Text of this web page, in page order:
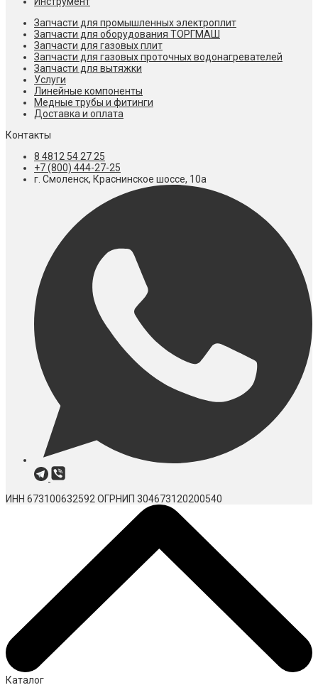
Запчасти для промышленных электроплит
Запчасти для оборудования ТОРГМАШ
Запчасти для газовых плит
Запчасти для газовых проточных водонагревателей
Запчасти для вытяжки
Услуги
Линейные компоненты
Медные трубы и фитинги
Доставка и оплата
Контакты
8 4812 54 27 25
+7 (800) 444-27-25
г. Смоленск, Краснинское шоссе, 10а
ИНН 673100632592 ОГРНИП 304673120200540
Каталог